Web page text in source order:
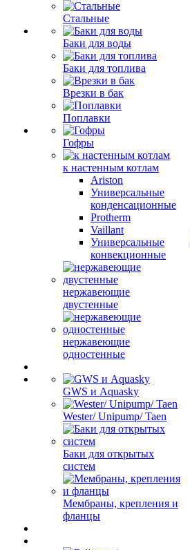
Стальные
Баки для воды
Баки для топлива
Врезки в бак
Поплавки
Гофры
к настенным котлам
Ariston
Универсальные
конденсационные
Protherm
Vaillant
Универсальные
конвекционные
нержавеющие
двустенные
нержавеющие
одностенные
GWS и Aquasky
Wester/ Unipump/ Taen
Баки для открытых
систем
Мембраны, крепления и
фланцы